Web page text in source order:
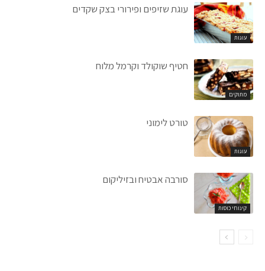
עוגות
עוגת שזיפים ופירורי בצק שקדים
מתוקים
חטיף שוקולד וקרמל מלוח
עוגות
טורט לימוני
קינוחי כוסות
סורבה אבטיח ובזיליקום